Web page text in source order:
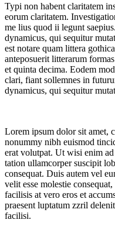
Typi non habent claritatem
eorum claritatem.
me lius quod ii legunt
dynamicus, qui sequitur
est notare quam littera
anteposuerit litterarum
et quinta decima. Eodem
clari, fiant sollemnes in
dynamicus, qui sequitur
Lorem ipsum dolor sit amet,
nonummy nibh euismod
erat volutpat. Ut wisi enim
tation ullamcorper suscipit
consequat. Duis autem vel
velit esse molestie
facilisis at vero eros et
praesent luptatum zzril
facilisi.